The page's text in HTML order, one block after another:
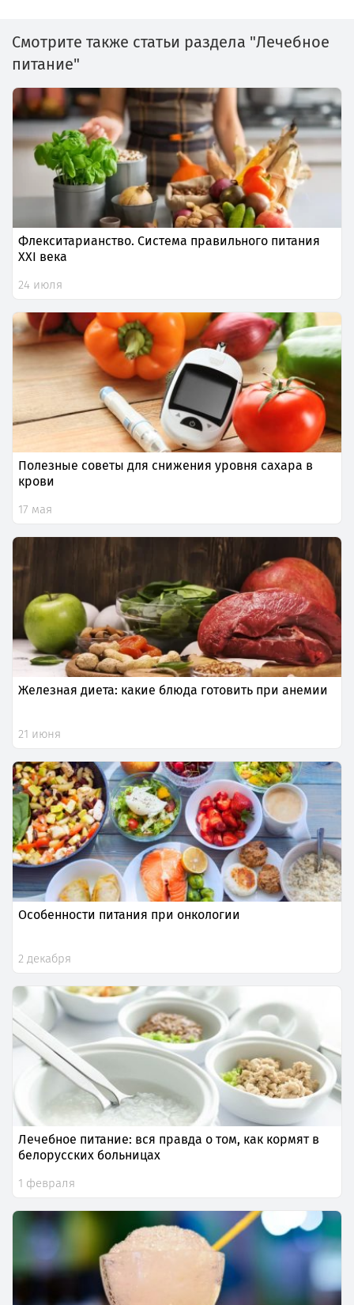
Смотрите также статьи раздела "Лечебное
питание"
Флекситарианство. Система правильного питания
XXI века
24 июля
Полезные советы для снижения уровня сахара в
крови
17 мая
Железная диета: какие блюда готовить при анемии
21 июня
Особенности питания при онкологии
2 декабря
Лечебное питание: вся правда о том, как кормят в
белорусских больницах
1 февраля